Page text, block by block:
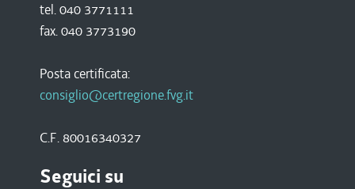
tel. 040 3771111
fax. 040 3773190
Posta certificata:
consiglio@certregione.fvg.it
C.F. 80016340327
Seguici su